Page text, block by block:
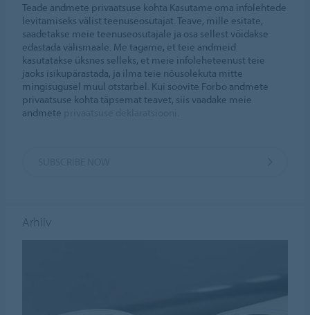
Teade andmete privaatsuse kohta Kasutame oma infolehtede
levitamiseks välist teenuseosutajat. Teave, mille esitate,
saadetakse meie teenuseosutajale ja osa sellest võidakse
edastada välismaale. Me tagame, et teie andmeid
kasutatakse üksnes selleks, et meie infoleheteenust teie
jaoks isikupärastada, ja ilma teie nõusolekuta mitte
mingisugusel muul otstarbel. Kui soovite Forbo andmete
privaatsuse kohta täpsemat teavet, siis vaadake meie
andmete
.
Arhiiv